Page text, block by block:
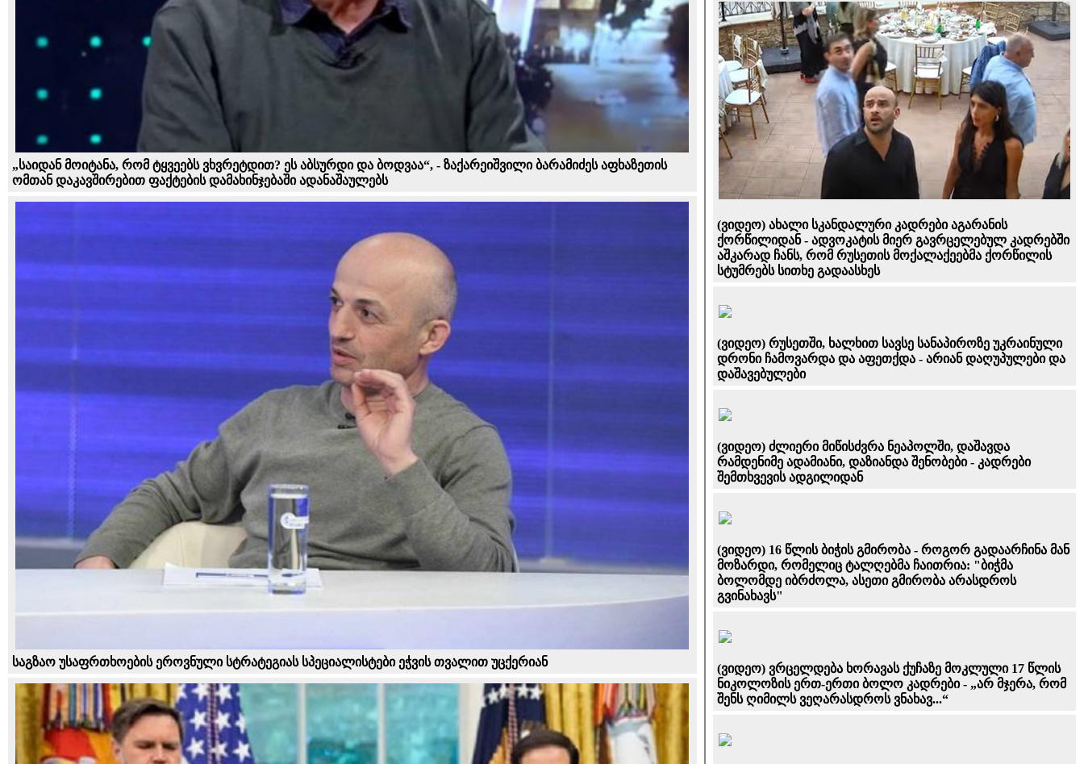
„საიდან მოიტანა, რომ ტყვეებს ვხვრეტდით? ეს აბსურდი და ბოდვაა“, - ზაქარეიშვილი ბარამიძეს აფხაზეთის
ომთან დაკავშირებით ფაქტების დამახინჯებაში ადანაშაულებს
საგზაო უსაფრთხოების ეროვნული სტრატეგიას სპეციალისტები ეჭვის თვალით უცქერიან
(ვიდეო) ახალი სკანდალური კადრები აგარანის
ქორწილიდან - ადვოკატის მიერ გავრცელებულ კადრებში
აშკარად ჩანს, რომ რუსეთის მოქალაქეებმა ქორწილის
სტუმრებს სითხე გადაასხეს
(ვიდეო) რუსეთში, ხალხით სავსე სანაპიროზე უკრაინული
დრონი ჩამოვარდა და აფეთქდა - არიან დაღუპულები და
დაშავებულები
(ვიდეო) ძლიერი მიწისძვრა ნეაპოლში, დაშავდა
რამდენიმე ადამიანი, დაზიანდა შენობები - კადრები
შემთხვევის ადგილიდან
(ვიდეო) 16 წლის ბიჭის გმირობა - როგორ გადაარჩინა მან
მოზარდი, რომელიც ტალღებმა ჩაითრია: "ბიჭმა
ბოლომდე იბრძოლა, ასეთი გმირობა არასდროს
გვინახავს"
(ვიდეო) ვრცელდება ხორავას ქუჩაზე მოკლული 17 წლის
ნიკოლოზის ერთ-ერთი ბოლო კადრები - „არ მჯერა, რომ
შენს ღიმილს ვეღარასდროს ვნახავ...“